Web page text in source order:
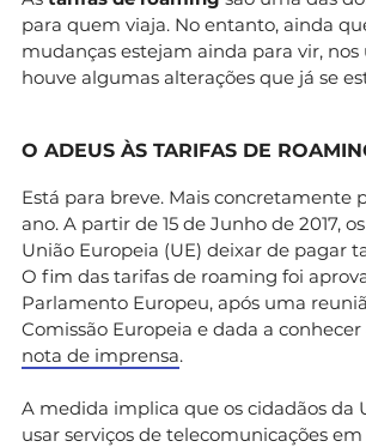
para quem viaja. No entanto, ainda
mudanças estejam ainda para vir,
houve algumas alterações que já se
O ADEUS ÀS TARIFAS DE
Está para breve. Mais concretamente
ano. A partir de 15 de Junho de 2017,
União Europeia (UE) deixar de pagar
O fim das tarifas de roaming foi
Parlamento Europeu, após uma
Comissão Europeia e dada a
nota de imprensa.
A medida implica que os cidadãos da
usar serviços de telecomunicações em